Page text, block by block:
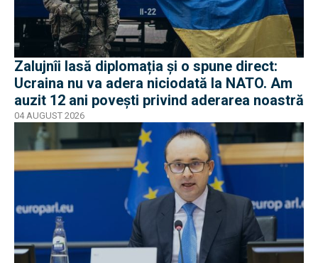
Zalujnîi lasă diplomația și o spune direct:
Ucraina nu va adera niciodată la NATO. Am
auzit 12 ani povești privind aderarea noastră
04 AUGUST 2026